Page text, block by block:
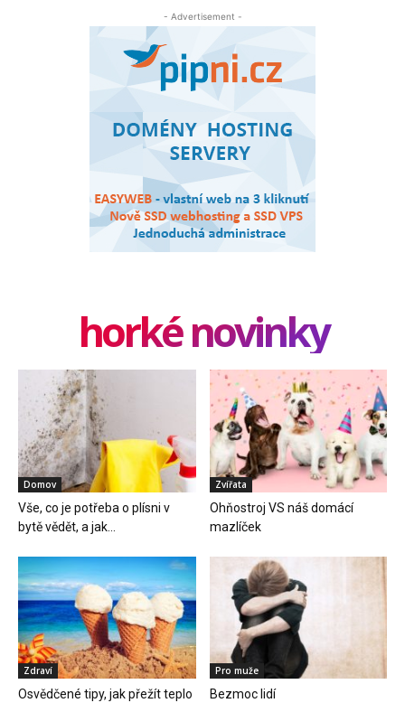
- Advertisement -
horké novinky
Domov
Vše, co je potřeba o plísni v
bytě vědět, a jak...
Zvířata
Ohňostroj VS náš domácí
mazlíček
Zdraví
Osvědčené tipy, jak přežít teplo
Pro muže
Bezmoc lidí